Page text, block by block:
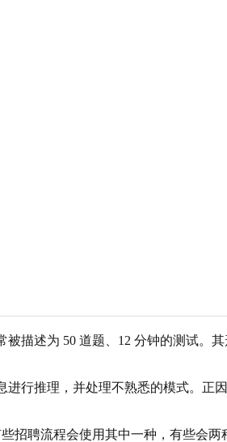
被描述为 50 道题、12 分钟的测试。
行推理，并处理不熟悉的模式。正
招聘流程会使用其中一种，有些会